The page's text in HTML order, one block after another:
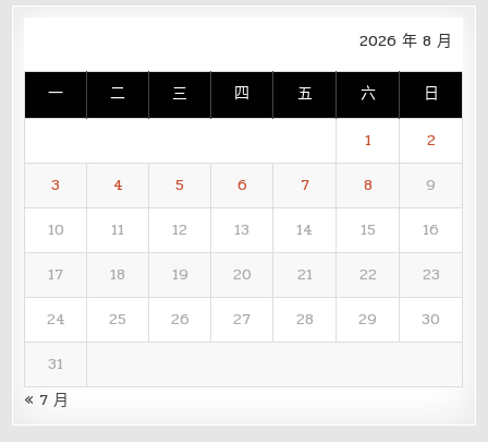
2026 年 8 月
一 二 三 四 五 六 日
1
2
3
4 5 6 7 8
9
10
11 12 13 14 15
16
17
18 19 20 21 22
23
24
25 26 27 28 29
30
31
« 7 月